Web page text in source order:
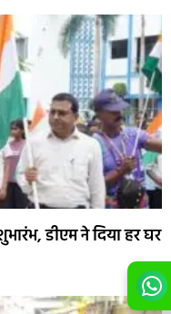
डीएम ने दिया हर घर